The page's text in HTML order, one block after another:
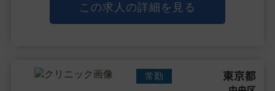
注入治療の症例数は数多く積むことができます。
初期研修医・・・
この求人の詳細を見る
常勤 東京都